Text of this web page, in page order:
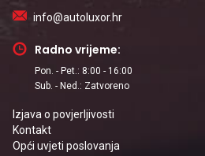
info@autoluxor.hr
Radno vrijeme:
Pon. - Pet.: 8:00 - 16:00
Sub. - Ned.: Zatvoreno
Izjava o povjerljivosti
Kontakt
Opći uvjeti poslovanja